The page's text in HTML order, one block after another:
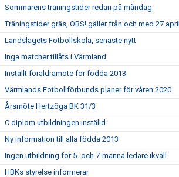
Sommarens träningstider redan på måndag
Träningstider gräs, OBS! gäller från och med 27 april
Landslagets Fotbollskola, senaste nytt
Inga matcher tillåts i Värmland
Inställt föräldramöte för födda 2013
Värmlands Fotbollförbunds planer för våren 2020
Årsmöte Hertzöga BK 31/3
C diplom utbildningen inställd
Ny information till alla födda 2013
Ingen utbildning för 5- och 7-manna ledare ikväll
HBKs styrelse informerar